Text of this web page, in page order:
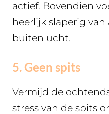
actief. Bovendien
heerlijk slaperig van
buitenlucht.
5. Geen spits
Vermijd de
stress van de spits